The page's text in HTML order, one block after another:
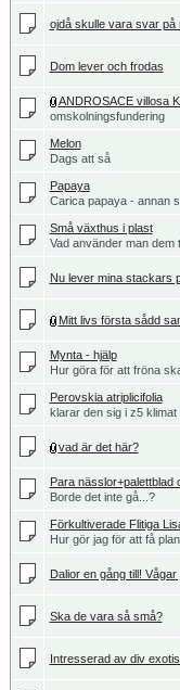
ojdå skulle vara svar på
Dom lever och frodas
ANDROSACE villosa
omskolningsfundering
Melon
Dags att så
Papaya
Carica papaya - annan
Små växthus i plast
Vad använder man dem
Nu lever mina stackars
Mitt livs första sådd
Mynta - hjälp
Hur göra för att fröna
Perovskia atriplicifolia
klarar den sig i z5 klimat
vad är det här?
Para
Borde det inte gå...?
Förkultiverade Flitiga
Hur gör jag för att få
Dalior en gång till! Vågar
Ska de vara så små?
Intresserad av div